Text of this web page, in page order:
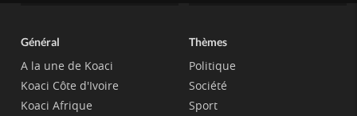
Général
A la une de Koaci
Koaci Côte d'Ivoire
Koaci Afrique
Thèmes
Politique
Société
Sport